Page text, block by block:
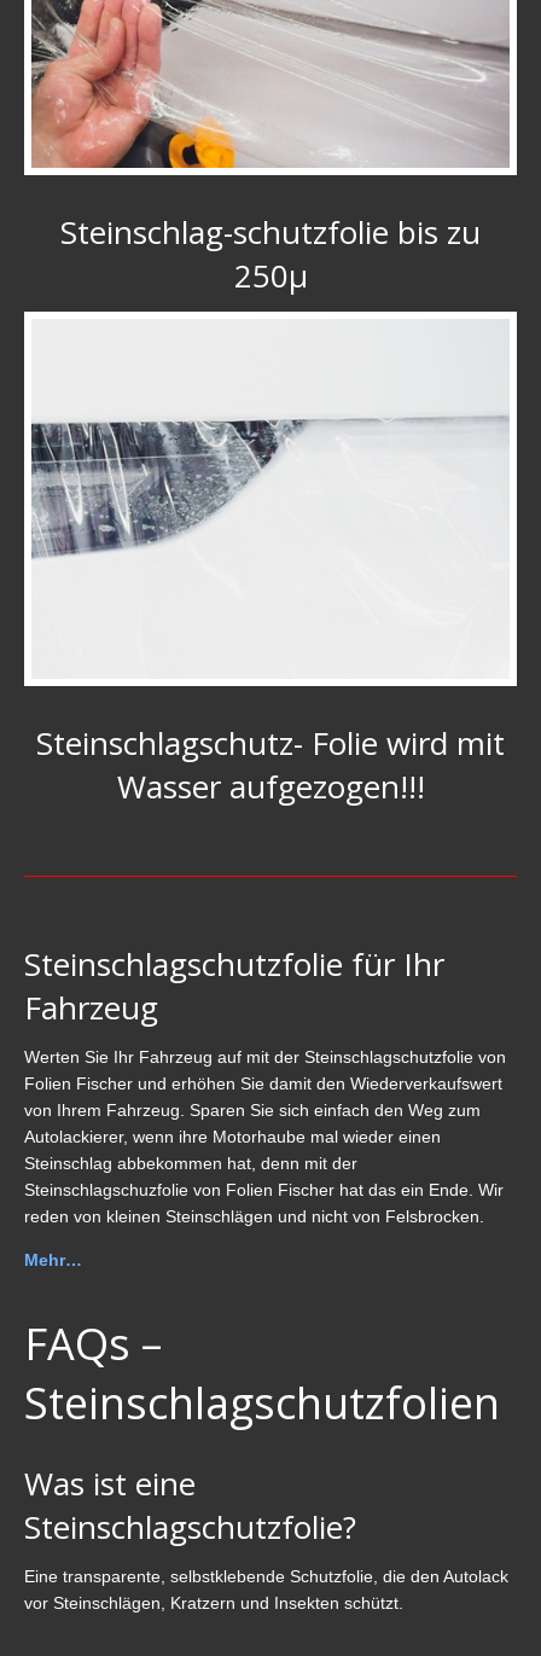
Steinschlag-schutzfolie bis zu
250µ
Steinschlagschutz- Folie wird mit
Wasser aufgezogen!!!
Steinschlagschutzfolie für Ihr
Fahrzeug
Werten Sie Ihr Fahrzeug auf mit der Steinschlagschutzfolie von
Folien Fischer und erhöhen Sie damit den Wiederverkaufswert
von Ihrem Fahrzeug. Sparen Sie sich einfach den Weg zum
Autolackierer, wenn ihre Motorhaube mal wieder einen
Steinschlag abbekommen hat, denn mit der
Steinschlagschuzfolie von Folien Fischer hat das ein Ende. Wir
reden von kleinen Steinschlägen und nicht von Felsbrocken.
Mehr…
FAQs –
Steinschlagschutzfolien
Was ist eine
Steinschlagschutzfolie?
Eine transparente, selbstklebende Schutzfolie, die den Autolack
vor Steinschlägen, Kratzern und Insekten schützt.